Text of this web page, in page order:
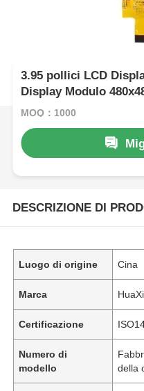
3.95 pollici LCD
Display Modulo
Display
MOQ：1000
DESCRIZIONE DI
Luogo di origine Cina
Marca
Certificazione
Numero di
modello
della